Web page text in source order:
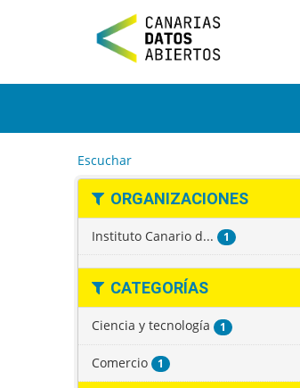
t
Escuchar
ORGANIZACIONES
Instituto Canario d... 1
CATEGORÍAS
Ciencia y tecnología 1
Comercio 1